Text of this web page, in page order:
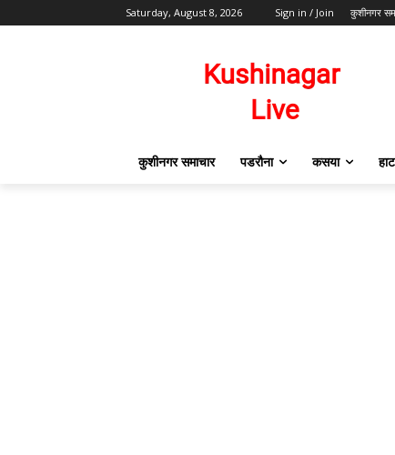
Saturday, August 8, 2026 Sign in / Join कुशीनगर
कुशीनगर समाचार पडरौना कसया